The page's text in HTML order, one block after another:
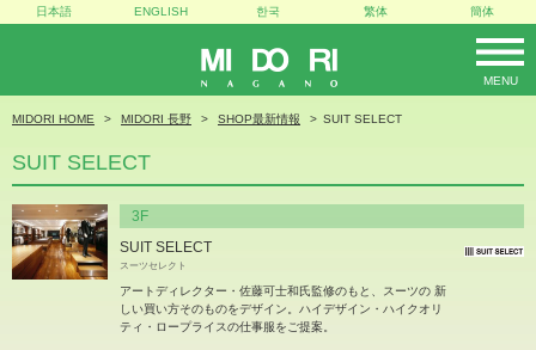
MIDORI
MENU
日本語 ENGLISH 한국 繁体 簡体
MIDORI HOME MIDORI 長野 SHOP最新情報 SUIT SELECT
SUIT SELECT
3F
SUIT SELECT
スーツセレクト
アートディレクター・佐藤可士和氏監修のもと、スーツの 新
しい買い方そのものをデザイン。ハイデザイン・ハイクオリ
ティ・ロープライスの仕事服をご提案。